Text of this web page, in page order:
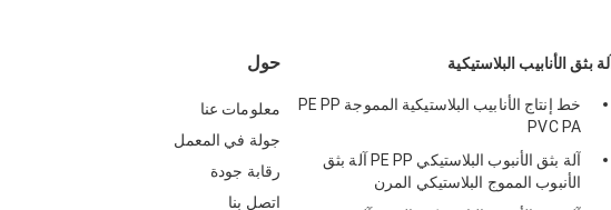
حول
معلومات عنا
جولة في المعمل
رقابة جودة
اتصل بنا
آلة بثق الأنابيب البلاستيكية
خط إنتاج الأنابيب البلاستيكية المموجة PE PP
PVC PA
آلة بثق الأنبوب البلاستيكي PE PP آلة بثق
الأنبوب المموج البلاستيكي المرن